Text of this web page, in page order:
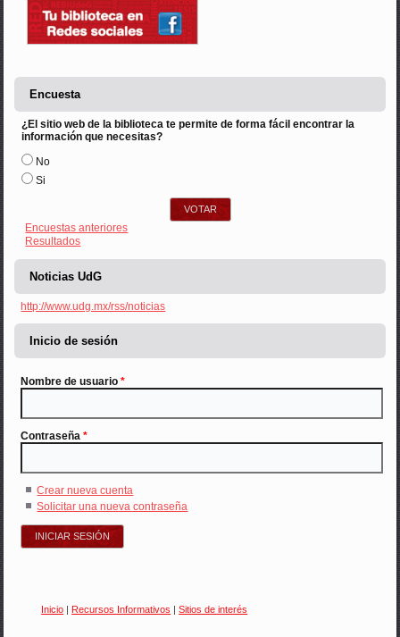
Encuesta
¿El sitio web de la biblioteca te permite de forma fácil encontrar la
información que necesitas?
Opciones
No
Si
Encuestas anteriores
Resultados
Noticias UdG
http://www.udg.mx/rss/noticias
Inicio de sesión
Nombre de usuario*
Contraseña*
Crear nueva cuenta
Solicitar una nueva contraseña
Inicio | Recursos Informativos |Sitios de interés